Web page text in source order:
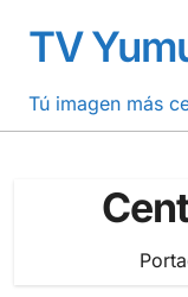
contenido
TV
Tú imagen más